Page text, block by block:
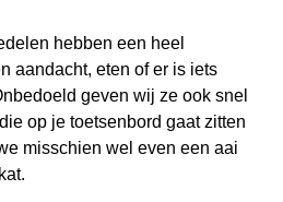
hebben een heel
aandacht, eten of er is iets
geven wij ze ook snel
op je toetsenbord gaat zitten
misschien wel even een aai